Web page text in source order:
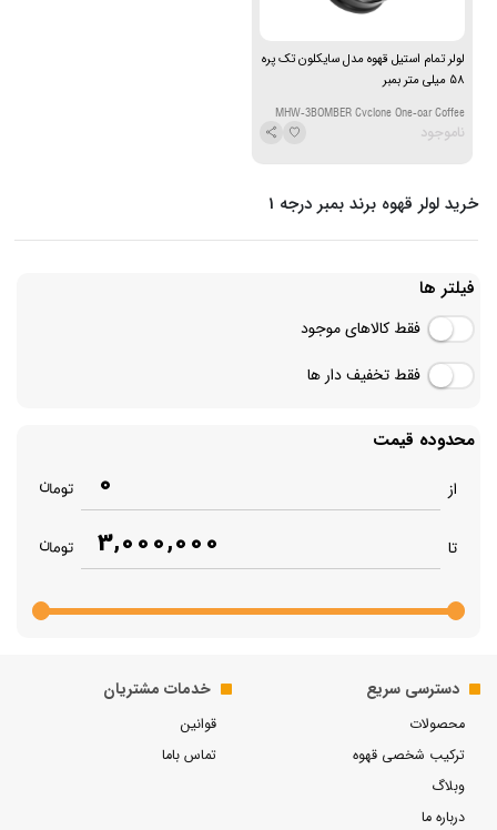
لولر تمام استیل قهوه مدل سایکلون تک پره
58 میلی متر بمبر
MHW-3BOMBER Cyclone One-oar Coffee
Distributor 58 mm
ناموجود
خرید لولر قهوه برند بمبر درجه 1
فیلتر ها
فقط کالاهای موجود
فقط تخفیف دار ها
محدوده قیمت
از 0
تا 3,000,000
دسترسی سریع
محصولات
ترکیب شخصی قهوه
وبلاگ
درباره ما
خدمات مشتریان
قوانین
تماس باما